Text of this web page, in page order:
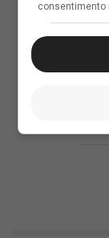
consentimento